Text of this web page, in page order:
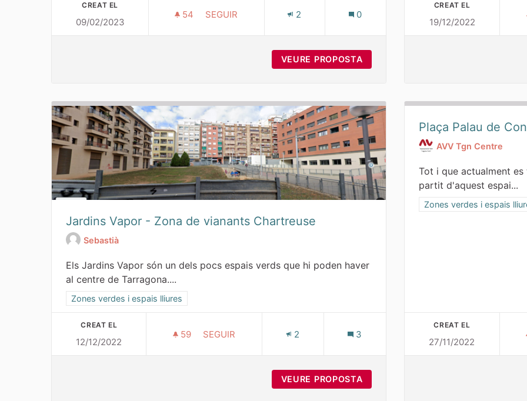
CREAT EL
09/02/2023
54 54 SEGUIDORES
SEGUIR
PARC LITORAL LA MORA-TAMARIT: NATURALITZACIÓ DE LA FAÇANA
2 0
VEURE PROPOSTA
CREAT EL
19/12/2022
Jardins Vapor - Zona de vianants Chartreuse
Sebastià
Els Jardins Vapor són un dels pocs espais verds que hi poden haver
al centre de Tarragona....
Resultats al filtrar per la categoria: Zones verdes i espais lliures
Zones verdes i espais lliures
CREAT EL
12/12/2022
59 59 SEGUIDORES
SEGUIR 2 3
VEURE PROPOSTA
Plaça Palau de
AVV Tgn Centre
Tot i que actualment
partit d'aquest espai...
Resultats al filtrar per la
Zones verdes i espais
CREAT EL
27/11/2022